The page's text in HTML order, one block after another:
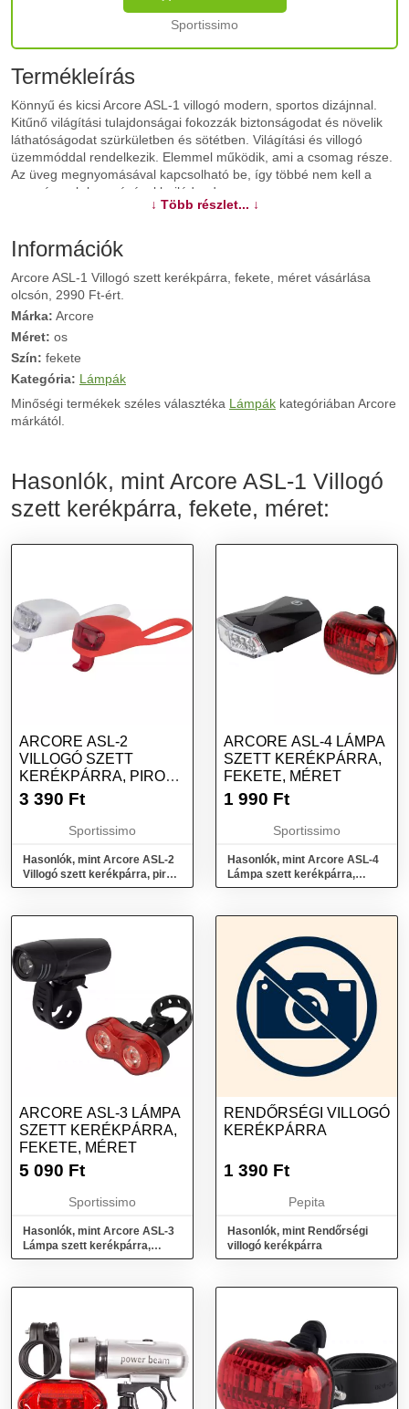
Sportissimo
Termékleírás
Könnyű és kicsi Arcore ASL-1 villogó modern, sportos dizájnnal.
Kitűnő világítási tulajdonságai fokozzák biztonságodat és növelik
láthatóságodat szürkületben és sötétben. Világítási és villogó
üzemmóddal rendelkezik. Elemmel működik, ami a csomag része.
Az üveg megnyomásával kapcsolható be, így többé nem kell a
nyomógomb keresésével bajlódnod.
↓ Több részlet... ↓
Információk
Arcore ASL-1 Villogó szett kerékpárra, fekete, méret vásárlása
olcsón, 2990 Ft-ért.
Márka: Arcore
Méret: os
Szín: fekete
Kategória: Lámpák
Minőségi termékek széles választéka Lámpák kategóriában Arcore
márkától.
Hasonlók, mint Arcore ASL-1 Villogó
szett kerékpárra, fekete, méret:
ARCORE ASL-2
VILLOGÓ SZETT
KERÉKPÁRRA, PIROS,
MÉRET
3 390 Ft
Sportissimo
Hasonlók, mint Arcore ASL-2
Villogó szett kerékpárra, piros,
méret
ARCORE ASL-4 LÁMPA
SZETT KERÉKPÁRRA,
FEKETE, MÉRET
1 990 Ft
Sportissimo
Hasonlók, mint Arcore ASL-4
Lámpa szett kerékpárra,
fekete, méret
ARCORE ASL-3 LÁMPA
SZETT KERÉKPÁRRA,
FEKETE, MÉRET
5 090 Ft
Sportissimo
Hasonlók, mint Arcore ASL-3
Lámpa szett kerékpárra,
fekete, méret
RENDŐRSÉGI VILLOGÓ
KERÉKPÁRRA
1 390 Ft
Pepita
Hasonlók, mint Rendőrségi
villogó kerékpárra